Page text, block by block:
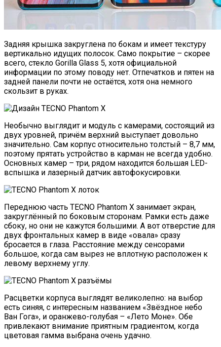
Задняя крышка закруглена по бокам и имеет текстуру
вертикально идущих полосок. Само покрытие – скорее
всего, стекло Gorilla Glass 5, хотя официальной
информации по этому поводу нет. Отпечатков и пятен на
задней панели почти не остаётся, хотя она немного
скользит в руках.
Необычно выглядит и модуль с камерами, состоящий из
двух уровней, причём верхний выступает довольно
значительно. Сам корпус относительно толстый – 8,7 мм,
поэтому прятать устройство в карман не всегда удобно.
Основных камер – три, рядом находится большая LED-
вспышка и лазерный датчик автофокусировки.
Переднюю часть TECNO Phantom X занимает экран,
закруглённый по боковым сторонам. Рамки есть даже
сбоку, но они не кажутся большими. А вот отверстие для
двух фронтальных камер в виде «овала» сразу
бросается в глаза. Расстояние между сенсорами
большое, когда сам вырез не вплотную расположен к
левому верхнему углу.
Расцветки корпуса выглядят великолепно: на выбор
есть синяя, с интересным названием «Звёздное небо
Ван Гога», и оранжево-голубая – «Лето Моне». Обе
привлекают внимание приятным градиентом, когда
цветовая гамма выбрана очень удачно.